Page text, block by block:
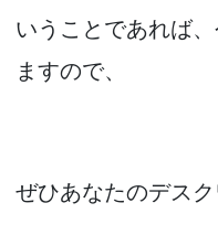
いうことであれば
ますので、
ぜひあなたのデス